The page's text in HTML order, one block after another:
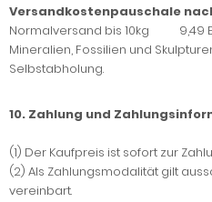
Versandkostenpauschale
Normalversand bis 10kg 9,49
Mineralien, Fossilien und
Selbstabholung.
10. Zahlung und
(1) Der Kaufpreis ist sofort zur
(2) Als Zahlungsmodalität gilt
vereinbart.